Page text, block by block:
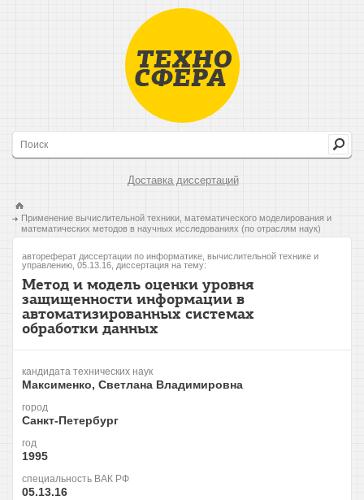
Доставка диссертаций
Применение вычислительной техники, математического моделирования и
математических методов в научных исследованиях (по отраслям наук)
автореферат диссертации по информатике, вычислительной технике и
управлению, 05.13.16, диссертация на тему:
Метод и модель оценки уровня
защищенности информации в
автоматизированных системах
обработки данных
кандидата технических наук
Максименко, Светлана Владимировна
город
Санкт-Петербург
год
1995
специальность ВАК РФ
05.13.16